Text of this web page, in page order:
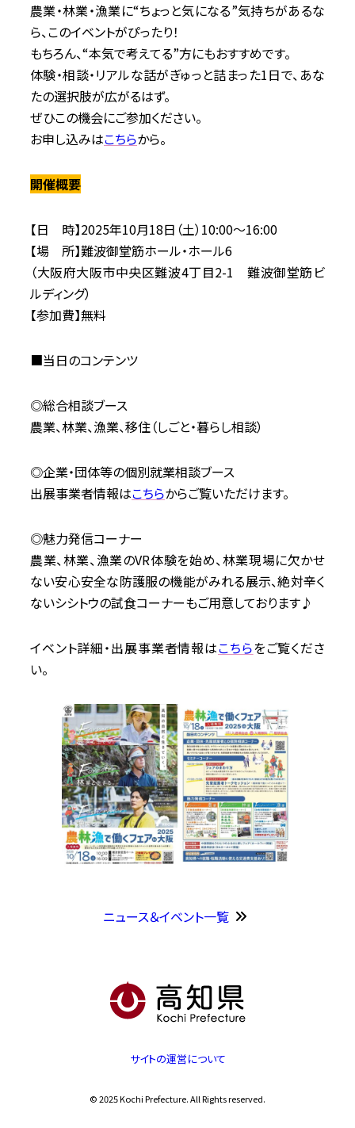
農業・林業・漁業に“ちょっと気になる”気持ちがあるな
ら、このイベントがぴったり！
もちろん、“本気で考えてる”方にもおすすめです。
体験・相談・リアルな話がぎゅっと詰まった1日で、あな
たの選択肢が広がるはず。
ぜひこの機会にご参加ください。
お申し込みはこちらから。
開催概要
【日 時】2025年10月18日（土）10:00～16:00
【場 所】難波御堂筋ホール・ホール6
（大阪府大阪市中央区難波4丁目2-1 難波御堂筋ビ
ルディング）
【参加費】無料
■当日のコンテンツ
◎総合相談ブース
農業、林業、漁業、移住（しごと・暮らし相談）
◎企業・団体等の個別就業相談ブース
出展事業者情報はこちらからご覧いただけます。
◎魅力発信コーナー
農業、林業、漁業のVR体験を始め、林業現場に欠かせ
ない安心安全な防護服の機能がみれる展示、絶対辛く
ないシシトウの試食コーナーもご用意しております♪
イベント詳細・出展事業者情報はこちらをご覧くださ
い。
ニュース＆イベント一覧
サイトの運営について
© 2025 Kochi Prefecture. All Rights reserved.